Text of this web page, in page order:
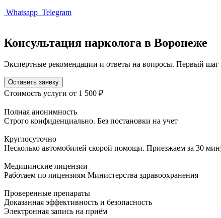
Whatsapp Telegram
Консультация нарколога в Воронеже
Экспертные рекомендации и ответы на вопросы. Первый шаг
Оставить заявку
Стоимость услуги от 1 500 ₽
Полная анонимность
Строго конфиденциально. Без постановки на учет
Круглосуточно
Несколько автомобилей скорой помощи. Приезжаем за 30
Медицинские лицензии
Работаем по лицензиям Министерства здравоохранения
Проверенные препараты
Доказанная эффективность и безопасность
Электронная запись на приём